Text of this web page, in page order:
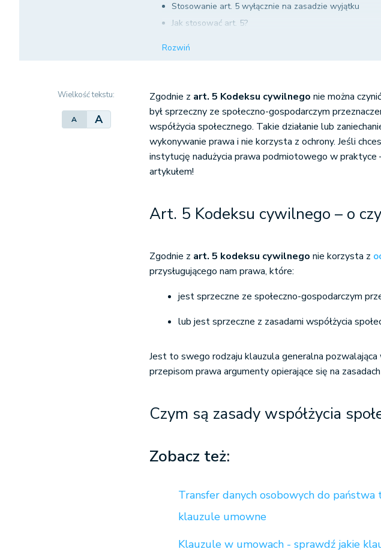
Stosowanie art. 5 wyłącznie na zasadzie wyjątku
Jak stosować art. 5?
Rozwiń
Wielkość tekstu:
A A
Zgodnie z art. 5 Kodeksu cywilnego nie można
był sprzeczny ze społeczno-gospodarczym
współżycia społecznego. Takie działanie lub
wykonywanie prawa i nie korzysta z ochrony. Jeśli
instytucję nadużycia prawa podmiotowego w praktyce
artykułem!
Art. 5 Kodeksu cywilnego – o
Zgodnie z art. 5 kodeksu cywilnego nie korzysta z
przysługującego nam prawa, które:
jest sprzeczne ze społeczno-gospodarczym
lub jest sprzeczne z zasadami współżycia
Jest to swego rodzaju klauzula generalna
przepisom prawa argumenty opierające się na
Czym są zasady współżycia
Zobacz też:
Transfer danych osobowych do
klauzule umowne
Klauzule w umowach - sprawdź jakie